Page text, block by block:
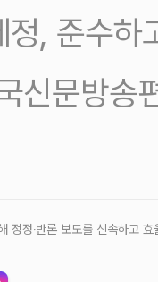
정, 준수하
신문방송
정정‧반론 보도를 신속하고